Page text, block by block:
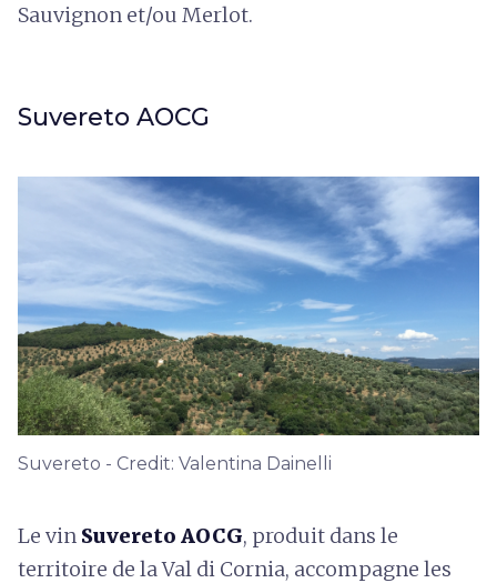
Sauvignon et/ou Merlot.
Suvereto AOCG
Suvereto - Credit: Valentina Dainelli
Le vin Suvereto AOCG, produit dans le
territoire de la Val di Cornia, accompagne les